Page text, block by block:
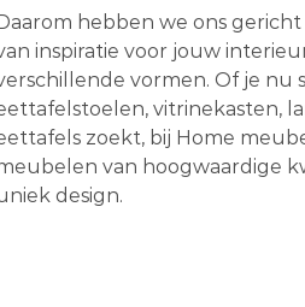
Daarom hebben we ons
inspiratie voor jouw
vormen. Of je nu
vitrinekasten,
zoekt, bij Home
van hoogwaardige
design.